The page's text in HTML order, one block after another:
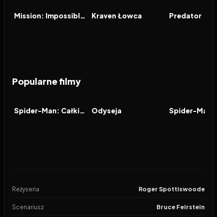
FILM Mission: Impossible - The Final Reckoning FILM
Kraven Łowca FILM
Predator
Popularne filmy
FILM Spider-Man: Całkiem nowy dzień FILM
Odyseja FILM
Reżyseria Roger Spottiswoode
Scenariusz Bruce Feirstein